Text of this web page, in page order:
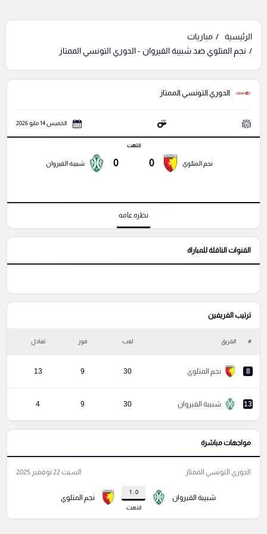
الرئيسية
مباريات
نجم المتلوي ضد شبيبة القيروان - الدوري التونسي الممتاز
الدوري التونسي الممتاز
الخميس 14 مايو 2026
نجم المتلوي 0
انتهت
0 شبيبة القيروان
نظره عامه
القنوات الناقلة للمباراة
ترتيب الفريفين
# الفريق لعب فوز تعادل
8 نجم المتلوي 30
9
13
13 شبيبة القيروان 30
9
4
مواجهات مباشرة
شبيبة القيروان
0 : 1
انتهت
نجم المتلوي
الدوري التونسي الممتاز السبت 22 نوفمبر 2025